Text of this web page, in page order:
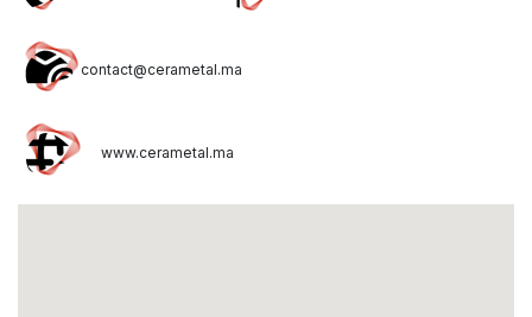
contact@cerametal.ma
www.cerametal.ma